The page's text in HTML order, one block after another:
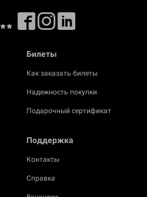
Билеты
Как заказать билеты
Надежность покупки
Подарочный сертификат
Поддержка
Контакты
Справка